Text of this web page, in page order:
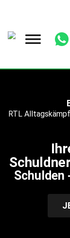
RTL
Schulden